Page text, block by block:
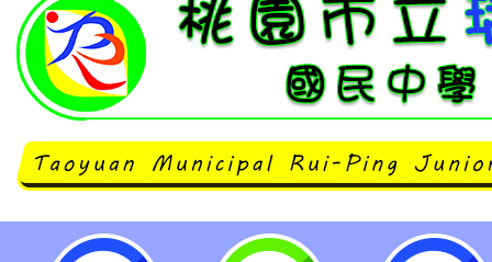
「113學年度資訊安全議題研習活